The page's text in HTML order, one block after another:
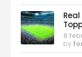
8
by